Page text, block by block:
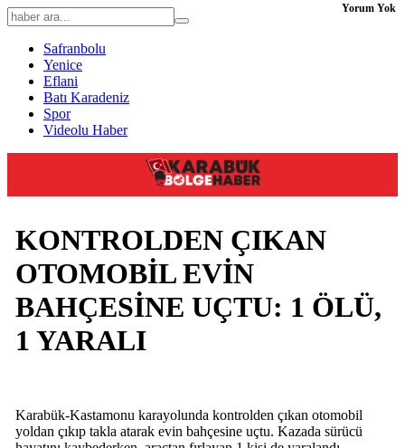
Safranbolu
Yenice
Eflani
Batı Karadeniz
Spor
Videolu Haber
KONTROLDEN ÇIKAN
OTOMOBİL EVİN
BAHÇESİNE UÇTU: 1 ÖLÜ,
1 YARALI
Karabük-Kastamonu karayolunda kontrolden çıkan otomobil
yoldan çıkıp takla atarak evin bahçesine uçtu. Kazada sürücü
Yorum Yok